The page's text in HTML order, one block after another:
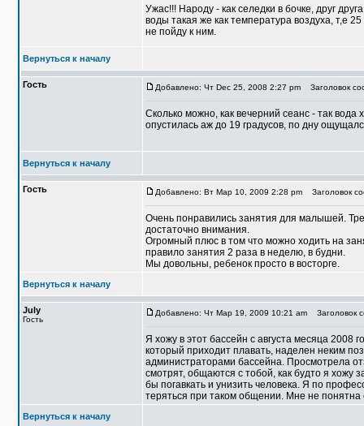
Ужас!!! Народу - как селедки в бочке, друг
воды такая же как температура воздуха, т,е
не пойду к ним.
Вернуться к началу
Гость Добавлено: Чт Dec 25, 2008 2:27 pm Заголовок
Сколько можно, как вечерний сеанс - так вода
опустилась аж до 19 градусов, по дну
Вернуться к началу
Гость Добавлено: Вт Мар 10, 2009 2:28 pm Заголовок
Очень понравились занятия для малышей.
достаточно внимания.
Огромный плюс в том что можно ходить на
правило занятия 2 раза в неделю, в будни.
Мы довольны, ребенок просто в восторге.
Вернуться к началу
July
Гость
Добавлено: Чт Мар 19, 2009 10:21 am Заголовок
Я хожу в этот бассейн с августа месяца 2008
который приходит плавать, наделен неким
администраторами бассейна. Просмотрела
смотрят, общаются с тобой, как будто я хожу
бы погавкать и унизить человека. Я по
теряться при таком общении. Мне не понятна
Вернуться к началу